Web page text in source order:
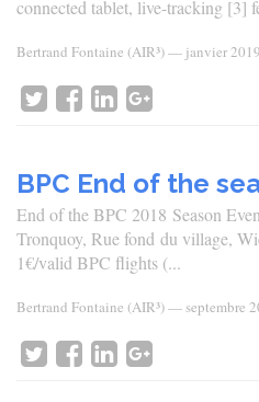
connected tablet, live-tracking [3]
Bertrand Fontaine (AIR³)— janvier 2019
BPC End of the
End of the BPC 2018 Season
Tronquoy, Rue fond du village,
1€/valid BPC flights (...
Bertrand Fontaine (AIR³)—septembre